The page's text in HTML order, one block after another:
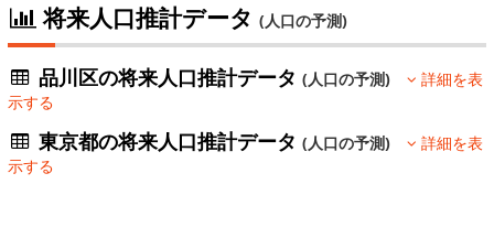
将来人口推計データ (人口の予測)
品川区の将来人口推計データ(人口の予測)
詳細を表
示する
東京都の将来人口推計データ(人口の予測)
詳細を表
示する